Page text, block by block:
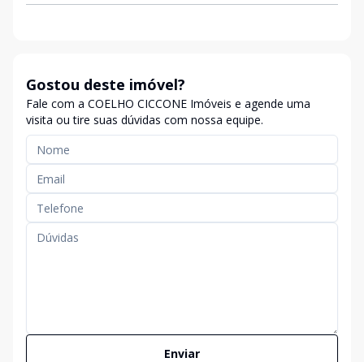
Gostou deste imóvel?
Fale com a COELHO CICCONE Imóveis e agende uma
visita ou tire suas dúvidas com nossa equipe.
Enviar